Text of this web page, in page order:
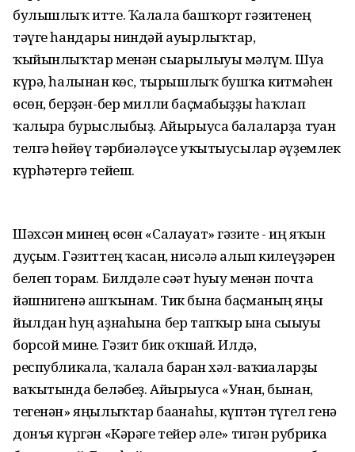
булышлыҡ итте. Ҡалала башҡорт гәзитенең
тәүге һандары ниндәй ауырлыҡтар,
ҡыйынлыҡтар менән сығарылыуы мәғлүм. Шуға
күрә, һалынған көс, тырышлыҡ бушҡа китмәһен
өсөн, берҙән-бер милли баҫмабыҙҙы һаҡлап
ҡалырға бурыслыбыҙ. Айырыуса балаларҙа туған
телгә һөйөү тәрбиәләүсе уҡытыусылар әүҙемлек
күрһәтергә тейеш.
Шәхсән минең өсөн «Салауат» гәзите - иң яҡын
дуҫым. Гәзиттең ҡасан, нисәлә алып килеүҙәрен
белеп торам. Билдәле сәғәт һуғыу менән почта
йәшнигенә ашҡынам. Тик бына баҫманың яңы
йылдан һуң аҙнаһына бер тапҡыр ғына сығыуы
борсой мине. Гәзит бик оҡшай. Илдә,
республикала, ҡалала барған хәл-ваҡиғаларҙы
ваҡытында беләбеҙ. Айырыуса «Унан, бынан,
тегенән» яңылыҡтар бағанаһы, күптән түгел генә
донъя күргән «Кәрәге тейер әле» тигән рубрика